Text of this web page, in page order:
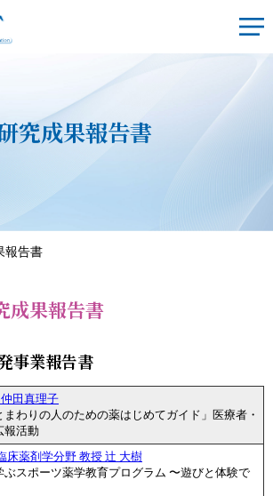
究成果報告書
報告書
成果報告書
事業報告書
田真理子
まわりの人のための薬はじめてガイド」医療者・
報活動
床薬剤学分野 教授 辻 大樹
スポーツ薬学教育プログラム 〜遊びと体験で